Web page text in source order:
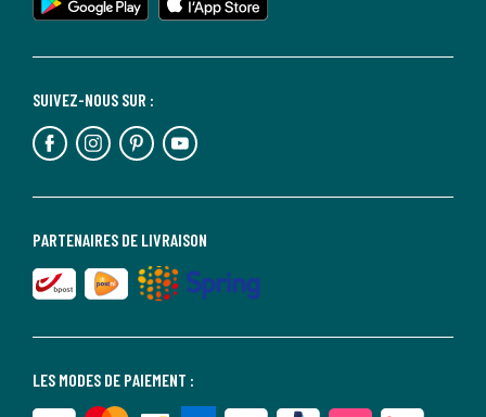
LES MODES DE PAIEMENT :
PARTENAIRES DE LIVRAISON
SUIVEZ-NOUS SUR :